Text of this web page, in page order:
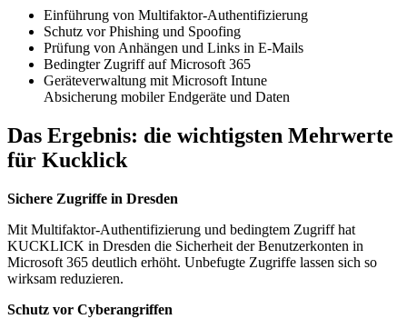
Einführung von Multifaktor-Authentifizierung
Schutz vor Phishing und Spoofing
Prüfung von Anhängen und Links in E-Mails
Bedingter Zugriff auf Microsoft 365
Geräteverwaltung mit Microsoft Intune
Absicherung mobiler Endgeräte und Daten
Das Ergebnis: die wichtigsten Mehrwerte
für Kucklick
Sichere Zugriffe in Dresden
Mit Multifaktor-Authentifizierung und bedingtem Zugriff hat
KUCKLICK in Dresden die Sicherheit der Benutzerkonten in
Microsoft 365 deutlich erhöht. Unbefugte Zugriffe lassen sich so
wirksam reduzieren.
Schutz vor Cyberangriffen